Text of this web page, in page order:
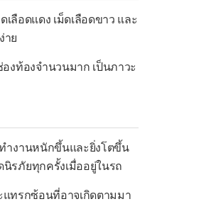
ลือดแดง เม็ดเลือดขาว และ
าย
งท้องจำนวนมาก เป็นภาวะ
ำงานหนักขึ้นและยิ่งโตขึ้น
รภัยทุกครั้งเมื่ออยู่ในรถ
แทรกซ้อนที่อาจเกิดตามมา